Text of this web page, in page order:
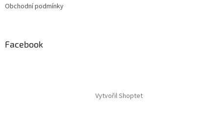
Obchodní podmínky
Facebook
Vytvořil Shoptet